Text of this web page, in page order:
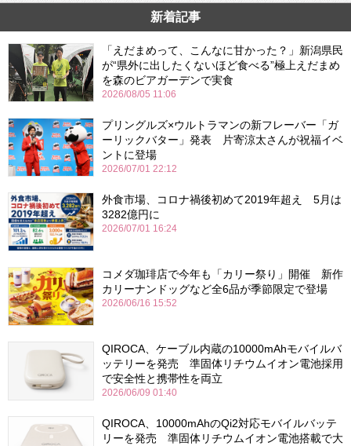
新着記事
「えだまめって、こんなに甘かった？」新潟県民
が“県外に出したくないほど食べる”極上えだまめ
を森のビアガーデンで実食
2026/08/05 11:06
プリングルズ×ウルトラマンの新フレーバー「ガ
ーリックバター」発表 片寄涼太さんが祝福イベ
ントに登場
2026/07/01 22:12
外食市場、コロナ禍後初めて2019年超え 5月は
3282億円に
2026/07/01 16:24
コメダ珈琲店で今年も「カリー祭り」開催 新作
カリーナンドッグなど全6品が季節限定で登場
2026/06/16 15:52
QIROCA、ケーブル内蔵の10000mAhモバイルバ
ッテリーを発売 準固体リチウムイオン電池採用
で安全性と携帯性を両立
2026/06/09 01:40
QIROCA、10000mAhのQi2対応モバイルバッテ
リーを発売 準固体リチウムイオン電池搭載で大